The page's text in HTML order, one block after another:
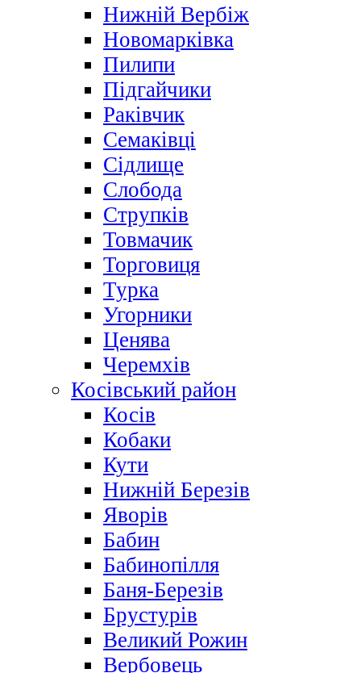
Нижній Вербіж
Новомарківка
Пилипи
Підгайчики
Раківчик
Семаківці
Сідлище
Слобода
Струпків
Товмачик
Торговиця
Турка
Угорники
Ценява
Черемхів
Косівський район
Косів
Кобаки
Кути
Нижній Березів
Яворів
Бабин
Бабинопілля
Баня-Березів
Брустурів
Великий Рожин
Вербовець